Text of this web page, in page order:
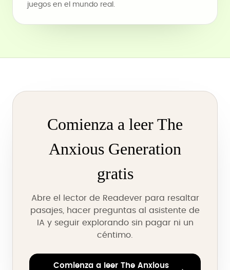
juegos en el mundo real.
Comienza a leer The
Anxious Generation
gratis
Abre el lector de Readever para resaltar
pasajes, hacer preguntas al asistente de
IA y seguir explorando sin pagar ni un
céntimo.
Comienza a leer The Anxious